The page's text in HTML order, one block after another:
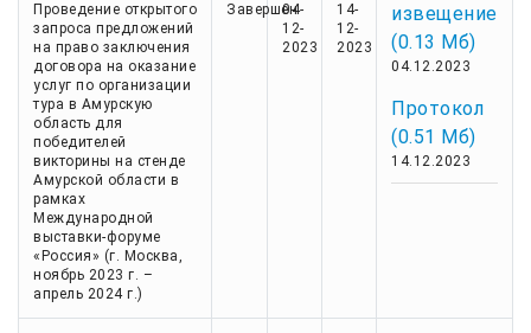
Проведение открытого
запроса предложений
на право заключения
договора на оказание
услуг по организации
тура в Амурскую
область для
победителей
викторины на стенде
Амурской области в
рамках
Международной
выставки-форуме
«Россия» (г. Москва,
ноябрь 2023 г. –
апрель 2024 г.)
Завершен
04-
12-
2023
14-
12-
2023
извещение
(0.13 Мб)
04.12.2023
Протокол
(0.51 Мб)
14.12.2023